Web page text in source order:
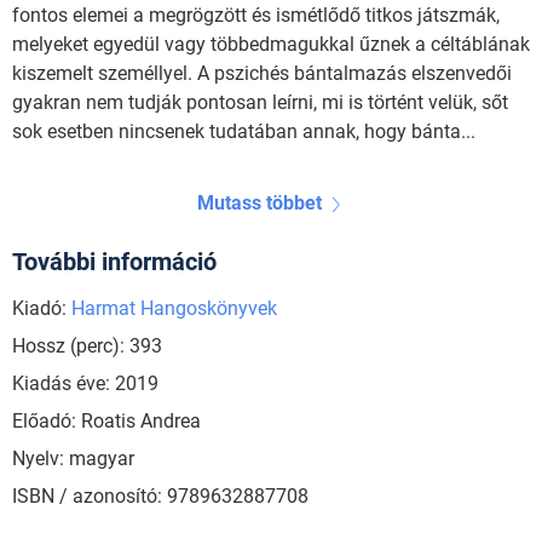
fontos elemei a megrögzött és ismétlődő titkos játszmák,
melyeket egyedül vagy többedmagukkal űznek a céltáblának
kiszemelt személlyel. A pszichés bántalmazás elszenvedői
gyakran nem tudják pontosan leírni, mi is történt velük, sőt
sok esetben nincsenek tudatában annak, hogy bánta...
Mutass többet
További információ
Kiadó: Harmat Hangoskönyvek
Hossz (perc): 393
Kiadás éve: 2019
Előadó: Roatis Andrea
Nyelv: magyar
ISBN / azonosító: 9789632887708